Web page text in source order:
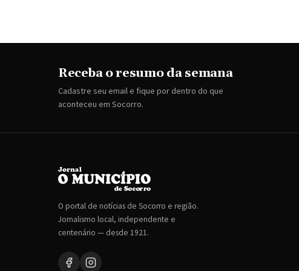
Receba o resumo da semana
Cadastre seu email e fique por dentro do que
aconteceu em Socorro.
O portal de notícias de Socorro e região.
Jornalismo local, independente e
centenário — desde 1921.